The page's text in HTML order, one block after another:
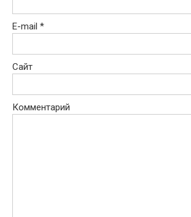
E-mail *
Сайт
Комментарий